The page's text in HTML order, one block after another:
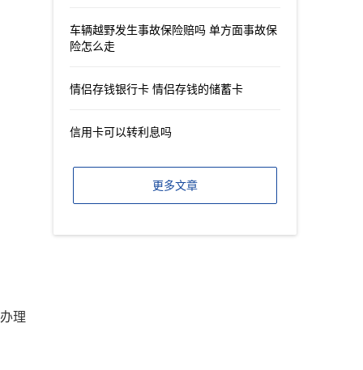
理
车辆越野发生事故保险赔吗 单方面事故保
险怎么走
情侣存钱银行卡 情侣存钱的储蓄卡
信用卡可以转利息吗
更多文章